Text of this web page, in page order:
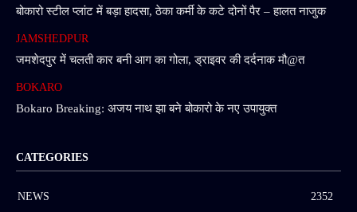
बोकारो स्टील प्लांट में बड़ा हादसा, ठेका कर्मी के कटे दोनों पैर – हालत नाजुक
JAMSHEDPUR
जमशेदपुर में चलती कार बनी आग का गोला, ड्राइवर की दर्दनाक मौ@त
BOKARO
Bokaro Breaking: अजय नाथ झा बने बोकारो के नए उपायुक्त
CATEGORIES
NEWS
2352